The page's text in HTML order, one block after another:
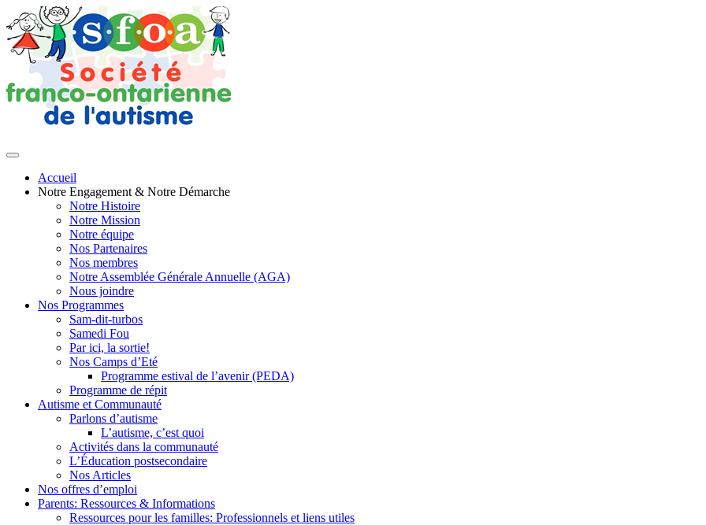
Accueil
Notre Engagement & Notre Démarche
Notre Histoire
Notre Mission
Notre équipe
Nos Partenaires
Nos membres
Notre Assemblée Générale Annuelle (AGA)
Nous joindre
Nos Programmes
Sam-dit-turbos
Samedi Fou
Par ici, la sortie!
Nos Camps d’Eté
Programme estival de l’avenir (PEDA)
Programme de répit
Autisme et Communauté
Parlons d’autisme
L’autisme, c’est quoi
Activités dans la communauté
L’Éducation postsecondaire
Nos Articles
Nos offres d’emploi
Parents: Ressources & Informations
Ressources pour les familles: Professionnels et liens utiles